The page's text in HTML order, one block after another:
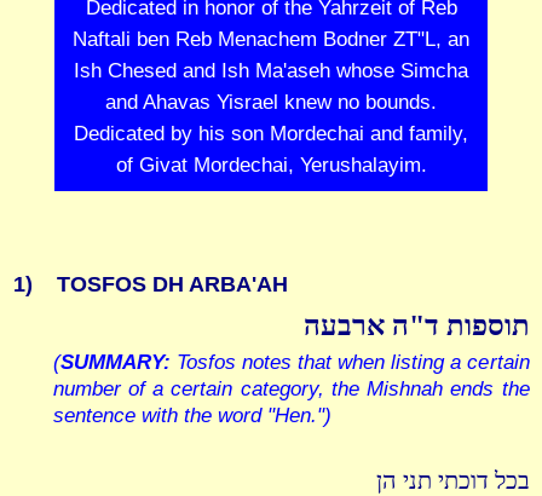
Dedicated in honor of the Yahrzeit of Reb
Naftali ben Reb Menachem Bodner ZT"L, an
Ish Chesed and Ish Ma'aseh whose Simcha
and Ahavas Yisrael knew no bounds.
Dedicated by his son Mordechai and family,
of Givat Mordechai, Yerushalayim.
1) TOSFOS DH ARBA'AH
תוספות ד"ה ארבעה
(SUMMARY: Tosfos notes that when listing a certain
number of a certain category, the Mishnah ends the
sentence with the word "Hen.")
בכל דוכתי תני הן